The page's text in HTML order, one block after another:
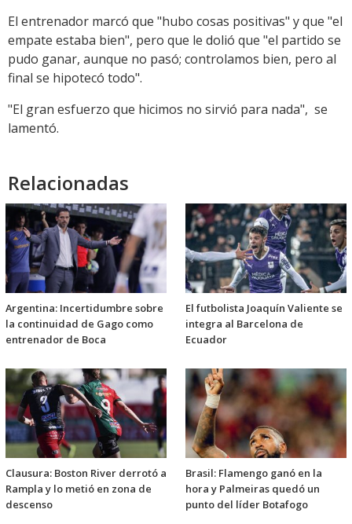
El entrenador marcó que "hubo cosas positivas" y que "el
empate estaba bien", pero que le dolió que "el partido se
pudo ganar, aunque no pasó; controlamos bien, pero al
final se hipotecó todo".
"El gran esfuerzo que hicimos no sirvió para nada", se
lamentó.
Relacionadas
Argentina: Incertidumbre sobre
la continuidad de Gago como
entrenador de Boca
El futbolista Joaquín Valiente se
integra al Barcelona de
Ecuador
Clausura: Boston River derrotó a
Rampla y lo metió en zona de
descenso
Brasil: Flamengo ganó en la
hora y Palmeiras quedó un
punto del líder Botafogo